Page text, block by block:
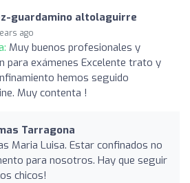
guardamino altolaguirre
ago
Muy buenos profesionales y
para exámenes Excelente trato y
hemos seguido
Muy contenta !
Tarragona
Maria Luisa. Estar confinados no
para nosotros. Hay que seguir
chicos!